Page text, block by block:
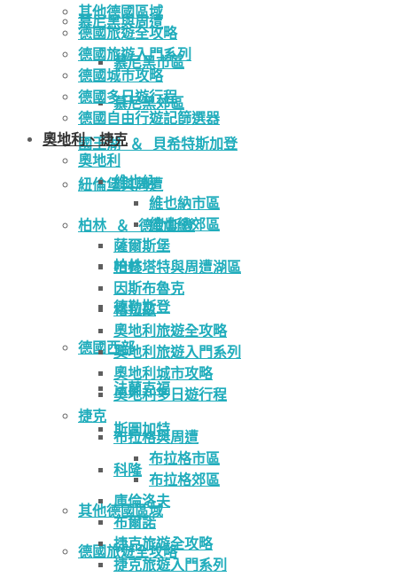
慕尼黑與周遭
慕尼黑市區
慕尼黑郊區
國王湖 ＆ 貝希特斯加登
紐倫堡與周遭
柏林 ＆ 德勒斯登
柏林
德勒斯登
德國西部
法蘭克福
斯圖加特
科隆
其他德國區域
德國旅遊全攻略
其他德國區域
德國旅遊全攻略
德國旅遊入門系列
德國城市攻略
德國多日遊行程
德國自由行遊記篩選器
奧地利、捷克
奧地利
維也納
維也納市區
維也納郊區
薩爾斯堡
哈修塔特與周遭湖區
因斯布魯克
格拉茲
奧地利旅遊全攻略
奧地利旅遊入門系列
奧地利城市攻略
奧地利多日遊行程
捷克
布拉格與周遭
布拉格市區
布拉格郊區
庫倫洛夫
布爾諾
捷克旅遊全攻略
捷克旅遊入門系列